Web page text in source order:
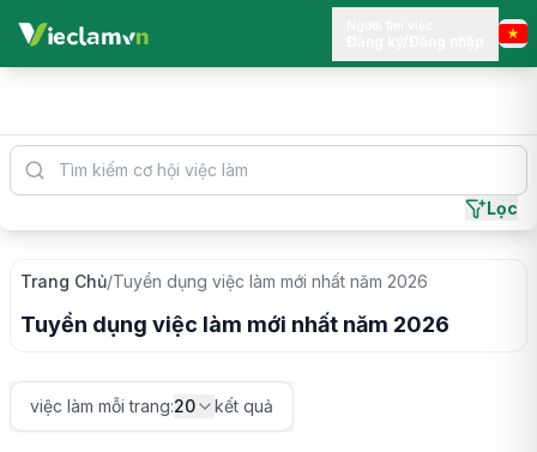
Lọc
Trang Chủ/Tuyển dụng việc làm mới nhất năm 2026
Tuyển dụng việc làm mới nhất năm 2026
việc làm mỗi trang:20 kết quả